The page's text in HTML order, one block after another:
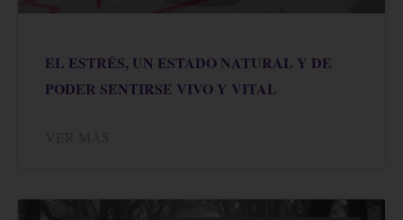
EL ESTRÉS, UN ESTADO NATURAL Y DE
PODER SENTIRSE VIVO Y VITAL